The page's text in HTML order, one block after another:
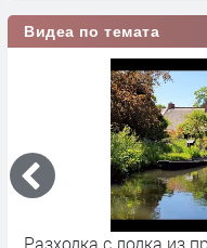
Видеа по темата
Разходка с лодка из